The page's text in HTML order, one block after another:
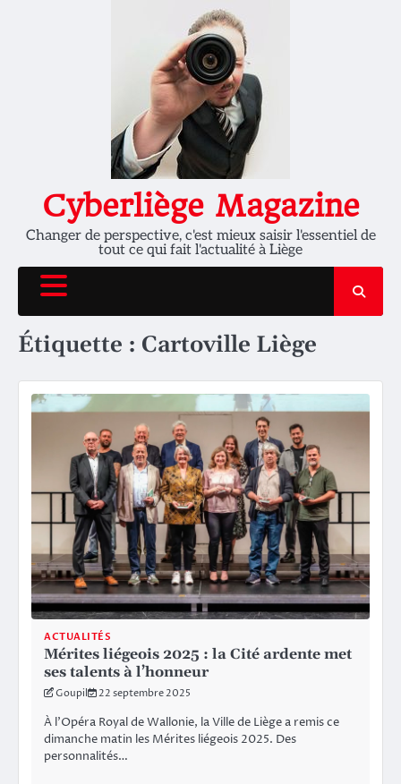
Cyberliège Magazine
Changer de perspective, c'est mieux saisir l'essentiel de
tout ce qui fait l'actualité à Liège
Étiquette : Cartoville Liège
ACTUALITÉS
Mérites liégeois 2025 : la Cité ardente met
ses talents à l’honneur
Goupil 22 septembre 2025
À l’Opéra Royal de Wallonie, la Ville de Liège a remis ce
dimanche matin les Mérites liégeois 2025. Des
personnalités…